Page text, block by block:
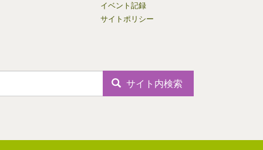
イベント記録
サイトポリシー
サイト内検索